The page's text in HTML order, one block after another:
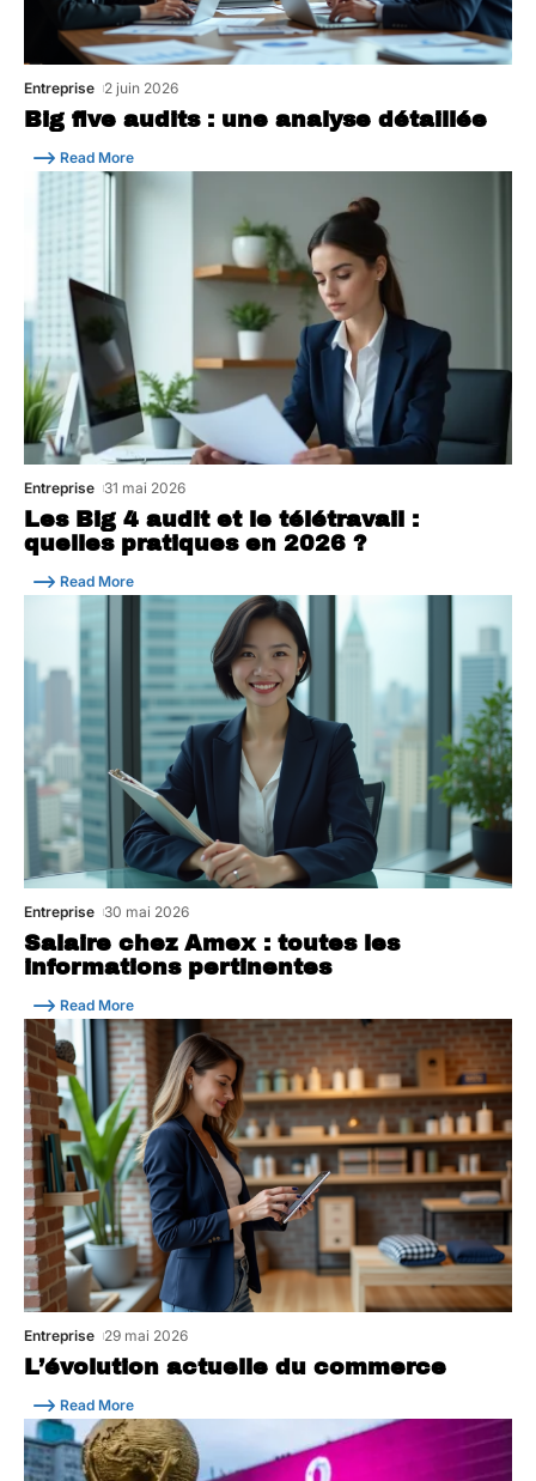
Big five audits : une analyse détaillée
Entreprise 2 juin 2026
Read More
Les Big 4 audit et le télétravail :
quelles pratiques en 2026 ?
Entreprise 31 mai 2026
Read More
Salaire chez Amex : toutes les
informations pertinentes
Entreprise 30 mai 2026
Read More
L’évolution actuelle du commerce
Entreprise 29 mai 2026
Read More